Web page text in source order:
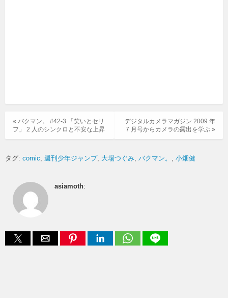
デジタルカメラマガジン 2009 年
7 月号からカメラの露出を学ぶ »
« バクマン。 #42-3 「笑いとセリ
フ」 2 人のシンクロと不安な上昇
タグ: comic 週刊少年ジャンプ 大場つぐみ バクマン。 小畑健
asiamoth: